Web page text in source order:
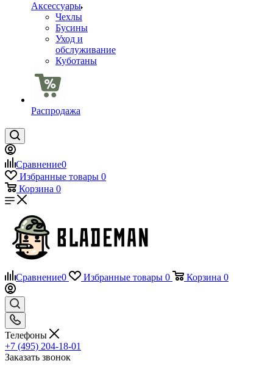
Аксессуары
Чехлы
Бусины
Уход и
обслуживание
Куботаны
Распродажа
Сравнение0
Избранные товары 0
Корзина 0
Сравнение0 Избранные товары 0 Корзина 0
Телефоны
+7 (495) 204-18-01
Заказать звонок